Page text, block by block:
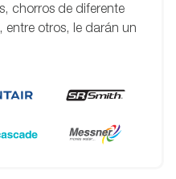
chorros de diferente
entre otros, le darán un